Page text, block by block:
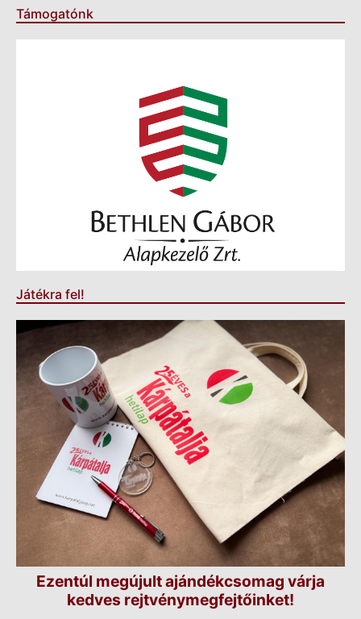
Támogatónk
Játékra fel!
Ezentúl megújult ajándékcsomag várja
kedves rejtvénymegfejtőinket!